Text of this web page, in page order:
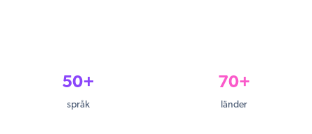
50+
språk
70+
länder